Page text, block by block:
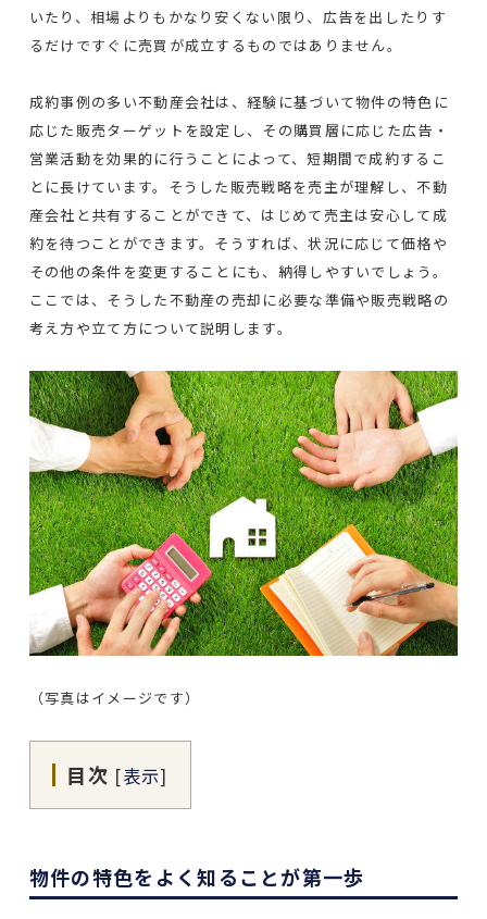
いたり、相場よりもかなり安くない限り、広告を出したりす
るだけですぐに売買が成立するものではありません。
成約事例の多い不動産会社は、経験に基づいて物件の特色に
応じた販売ターゲットを設定し、その購買層に応じた広告・
営業活動を効果的に行うことによって、短期間で成約するこ
とに長けています。そうした販売戦略を売主が理解し、不動
産会社と共有することができて、はじめて売主は安心して成
約を待つことができます。そうすれば、状況に応じて価格や
その他の条件を変更することにも、納得しやすいでしょう。
ここでは、そうした不動産の売却に必要な準備や販売戦略の
考え方や立て方について説明します。
（写真はイメージです）
目次 [表示]
物件の特色をよく知ることが第一歩